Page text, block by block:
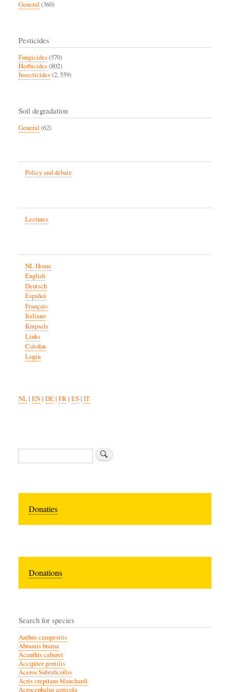
General (360)
Pesticides
Fungicides(570)
Herbicides(802)
Insecticides(2, 559)
Soil degradation
General (62)
Policy and debate
Lectures
NL Home
English
Deutsch
Español
Français
Italiano
Knipsels
Links
Colofon
Login
NL| EN| DE| FR| ES| IT
Search
Donaties
Donations
Search for species
Anthus campestris
Abramis brama
Acanthis cabaret
Accipiter gentilis
Aceros Subruficollis
Acris crepitans blanchardi
Acrocephalus agricola